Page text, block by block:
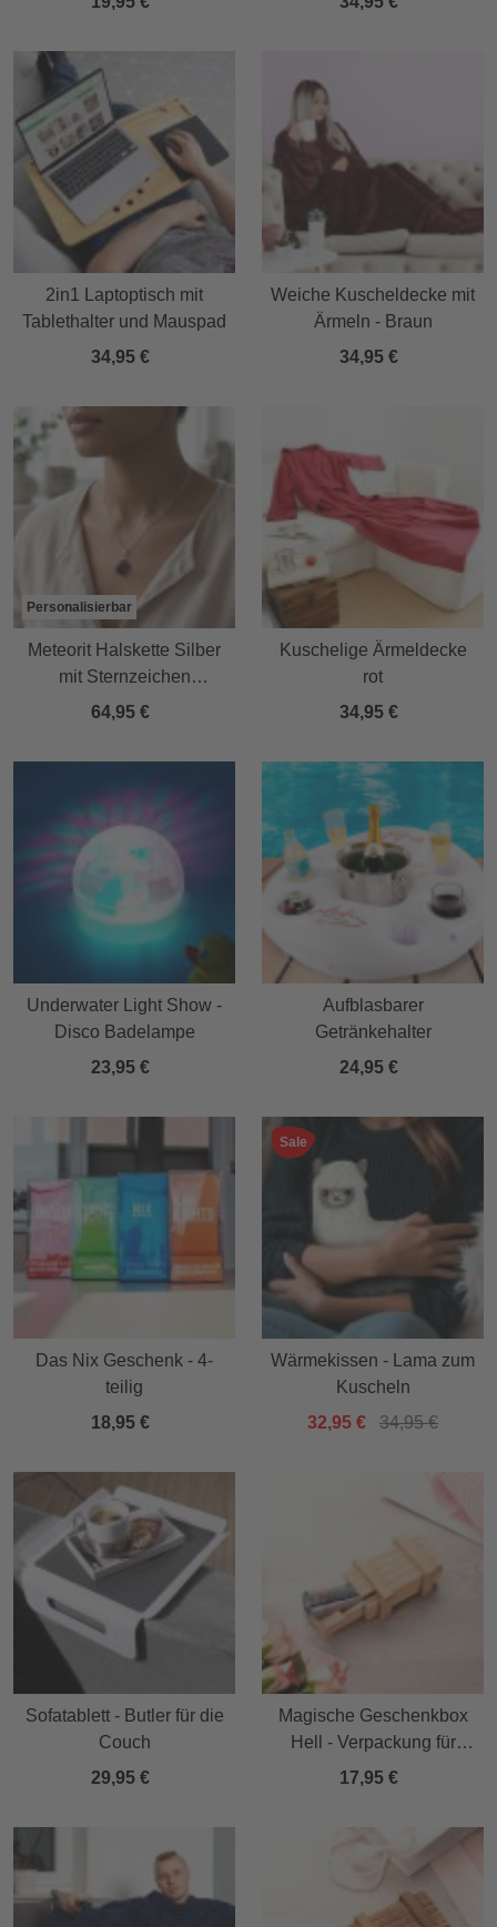
2in1 Laptoptisch mit
Tablethalter und Mauspad
34,95 €
Weiche Kuscheldecke mit
Ärmeln - Braun
34,95 €
Personalisierbar
Meteorit Halskette Silber
mit Sternzeichen
Anhänger
64,95 €
Kuschelige Ärmeldecke
rot
34,95 €
Underwater Light Show -
Disco Badelampe
23,95 €
Aufblasbarer
Getränkehalter
24,95 €
Das Nix Geschenk - 4-
teilig
18,95 €
Sale
Wärmekissen - Lama zum
Kuscheln
32,95 €
34,95 €
Sofatablett - Butler für die
Couch
29,95 €
Magische Geschenkbox
Hell - Verpackung für
Geldgeschenke
17,95 €